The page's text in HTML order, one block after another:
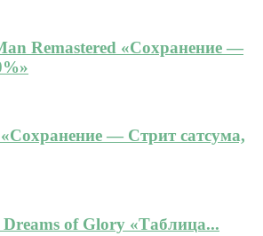
Remastered «Сохранение —
— Стрит сатсума,
of Glory «Таблица...